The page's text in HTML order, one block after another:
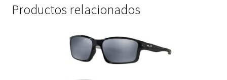
Productos relacionados